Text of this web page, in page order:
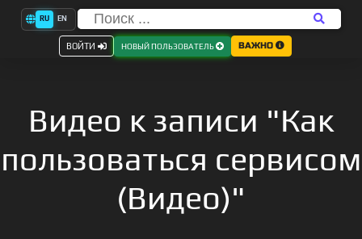
RU EN
ВОЙТИ НОВЫЙ ПОЛЬЗОВАТЕЛЬ ВАЖНО
Видео к записи "Как
пользоваться сервисом
(Видео)"